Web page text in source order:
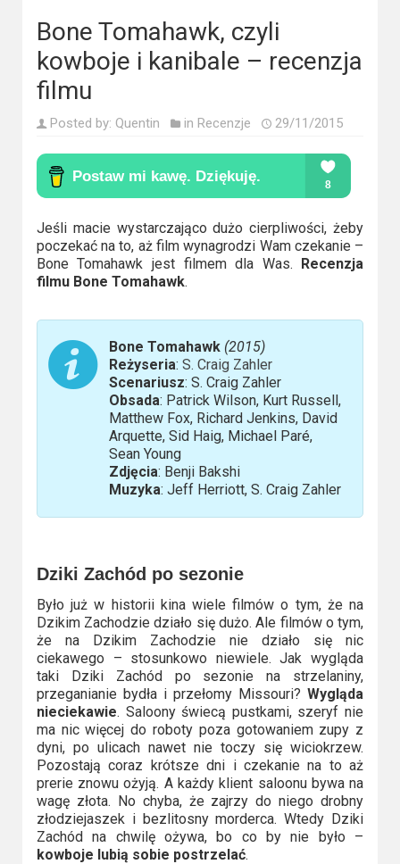
polskie
Komedie
Korea
Południowa
Filmy
oparte
na
faktach
Thrillery
Streaming
Amazon
Prime
+
HBO
Max
Netflix
Sky
Showtime
Podsumowania
2023
2022
Bone Tomahawk, czyli
kowboje i kanibale – recenzja
filmu
Posted by: Quentin in Recenzje 29/11/2015
Jeśli macie wystarczająco dużo cierpliwości, żeby
poczekać na to, aż film wynagrodzi Wam czekanie –
Bone Tomahawk jest filmem dla Was. Recenzja
filmu Bone Tomahawk.
Bone Tomahawk (2015)
Reżyseria: S. Craig Zahler
Scenariusz: S. Craig Zahler
Obsada: Patrick Wilson, Kurt Russell,
Matthew Fox, Richard Jenkins, David
Arquette, Sid Haig, Michael Paré,
Sean Young
Zdjęcia: Benji Bakshi
Muzyka: Jeff Herriott, S. Craig Zahler
Dziki Zachód po sezonie
Było już w historii kina wiele filmów o tym, że na
Dzikim Zachodzie działo się dużo. Ale filmów o tym,
że na Dzikim Zachodzie nie działo się nic
ciekawego – stosunkowo niewiele. Jak wygląda
taki Dziki Zachód po sezonie na strzelaniny,
przeganianie bydła i przełomy Missouri?Wygląda
nieciekawie. Saloony świecą pustkami, szeryf nie
ma nic więcej do roboty poza gotowaniem zupy z
dyni, po ulicach nawet nie toczy się wiciokrzew.
Pozostają coraz krótsze dni i czekanie na to aż
prerie znowu ożyją. A każdy klient saloonu bywa na
wagę złota. No chyba, że zajrzy do niego drobny
złodziejaszek i bezlitosny morderca. Wtedy Dziki
Zachód na chwilę ożywa, bo co by nie było –
kowboje lubią sobie postrzelać.